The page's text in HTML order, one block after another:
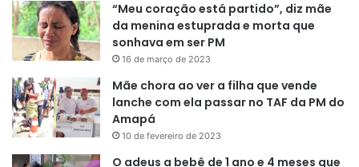
“Meu coração está partido”, diz mãe
da menina estuprada e morta que
sonhava em ser PM
16 de março de 2023
Mãe chora ao ver a filha que vende
lanche com ela passar no TAF da PM do
Amapá
10 de fevereiro de 2023
O adeus a bebê de 1 ano e 4 meses que